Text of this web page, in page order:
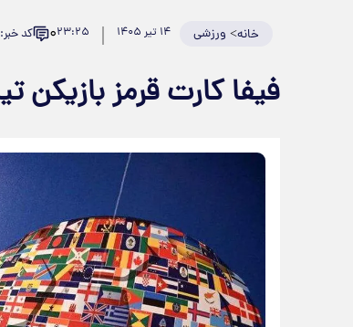
خانه> ورزشی ۱۴ تیر ۱۴۰۵ ۲۳:۲۵۰ کد خبر: 986068
فیفا کارت قرمز بازیکن